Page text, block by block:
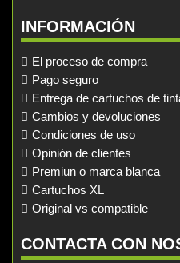
INFORMACIÓN
El proceso de compra
Pago seguro
Entrega de cartuchos de
Cambios y devoluciones
Condiciones de uso
Opinión de clientes
Premiun o marca blanca
Cartuchos XL
Original vs compatible
CONTACTA CON